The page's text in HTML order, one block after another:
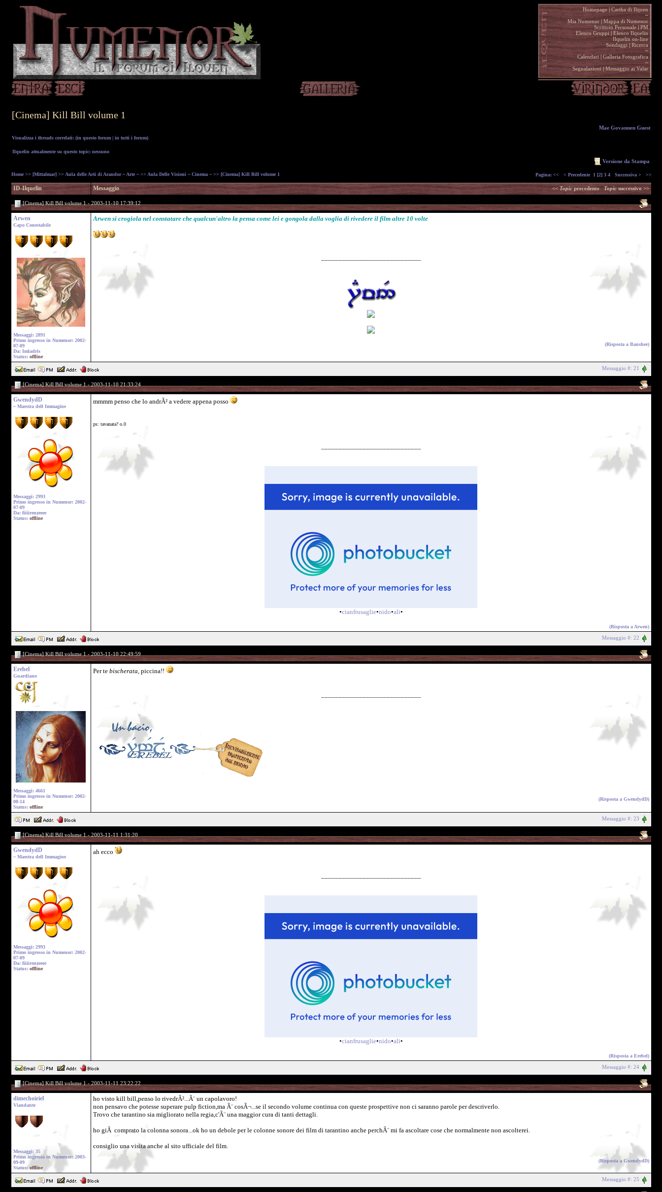
Homepage| Cartha di Ilquen .
~.
Mia Numenor | Mappa di Numenor .
Scrittoio Personale| PM .
Elenco Gruppi | Elenco Ilquelin .
Ilquelin on-line .
Sondaggi | Ricerca .
~.
Calendari | Galleria Fotografica .
~.
Segnalazioni| Messaggio ai Valar .
[Cinema] Kill Bill volume 1
Visualizza i threads correlati: (in questo forum| in tutti i forum)
Mae Govannen Guest
Ilquelin attualmente su questo topic: nessuno
Versione da Stampa
Home>> [Mittalmar]>> Aula delle Arti di Arandor ~ Arte ~>> Aula Delle Visioni ~ Cinema ~>> [Cinema] Kill Bill volume 1 Pagina: << < Precedente 1 [2] 3 4 Successiva > >>
ID-Ilquelin Messaggio << Topicprecedente Topicsuccessivo >>
[Cinema] Kill Bill volume 1 - 2003-11-10 17:39:12
Arwen
Capo Conestabile
Messaggi: 2891
Primo ingresso in Numenor: 2002-
07-09
Da: Imladris
Status: offline
Arwen si crogiola nel constatare che qualcun'altro la pensa come lei e gongola dalla voglia di rivedere il film altre 10 volte
(Risposta a Banshee)
Messaggio #: 21
[Cinema] Kill Bill volume 1 - 2003-11-10 21:33:24
GwendydD
~ Maestra dell Immagine
Messaggi: 2993
Primo ingresso in Numenor: 2002-
07-09
Da: fiiiirenzeeee
Status: offline
mmmm penso che lo andrÃ² a vedere appena posso
ps: tavanata? o.0
•cianfrusaglie•nido•ali•
(Risposta a Arwen)
Messaggio #: 22
[Cinema] Kill Bill volume 1 - 2003-11-10 22:49:59
Erebel
Guardiano
Messaggi: 4661
Primo ingresso in Numenor: 2002-
08-14
Status: offline
Per te bischerata, piccina!!
(Risposta a GwendydD)
Messaggio #: 23
[Cinema] Kill Bill volume 1 - 2003-11-11 1:31:20
GwendydD
~ Maestra dell Immagine
Messaggi: 2993
Primo ingresso in Numenor: 2002-
07-09
Da: fiiiirenzeeee
Status: offline
ah ecco
•cianfrusaglie•nido•ali•
(Risposta a Erebel)
Messaggio #: 24
[Cinema] Kill Bill volume 1 - 2003-11-11 23:22:22
dimechoiriel
Viandante
Messaggi: 35
Primo ingresso in Numenor: 2003-
09-09
Status: offline
ho visto kill bill,penso lo rivedrÃ²...Ã¨ un capolavoro!
non pensavo che potesse superare pulp fiction,ma Ã¨ cosÃ¬...se il secondo volume continua con queste prospettive non ci saranno parole per descriverlo.
Trovo che tarantino sia migliorato nella regia,c'Ã¨ una maggior cura di tanti dettagli.
ho giÃ comprato la colonna sonora...ok ho un debole per le colonne sonore dei film di tarantino anche perchÃ¨ mi fa ascoltare cose che normalmente non ascolterei.
consiglio una visita anche al sito ufficiale del film.
(Risposta a GwendydD)
Messaggio #: 25